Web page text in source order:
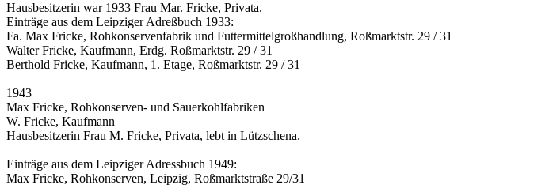
Hausbesitzerin war 1933 Frau Mar. Fricke, Privata.
Einträge aus dem Leipziger Adreßbuch 1933:
Fa. Max Fricke, Rohkonservenfabrik und Futtermittelgroßhandlung, Roßmarktstr. 29 / 31
Walter Fricke, Kaufmann, Erdg. Roßmarktstr. 29 / 31
Berthold Fricke, Kaufmann, 1. Etage, Roßmarktstr. 29 / 31
1943
Max Fricke, Rohkonserven- und Sauerkohlfabriken
W. Fricke, Kaufmann
Hausbesitzerin Frau M. Fricke, Privata, lebt in Lützschena.
Einträge aus dem Leipziger Adressbuch 1949:
Max Fricke, Rohkonserven, Leipzig, Roßmarktstraße 29/31